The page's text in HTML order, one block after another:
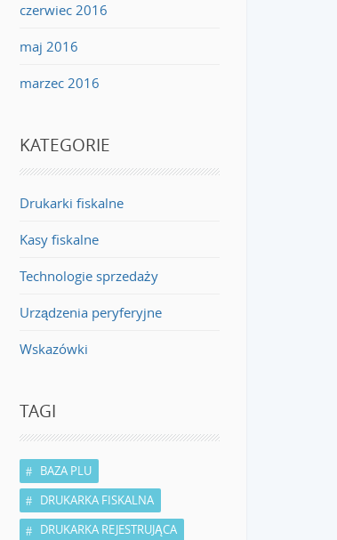
czerwiec 2016
maj 2016
marzec 2016
KATEGORIE
Drukarki fiskalne
Kasy fiskalne
Technologie sprzedaży
Urządzenia peryferyjne
Wskazówki
TAGI
BAZA PLU
DRUKARKA FISKALNA
DRUKARKA REJESTRUJĄCA